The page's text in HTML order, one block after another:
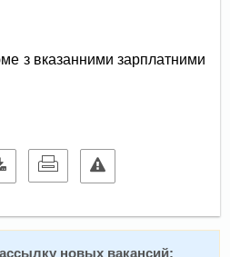
з вказанними зарплатними
новых вакансий: